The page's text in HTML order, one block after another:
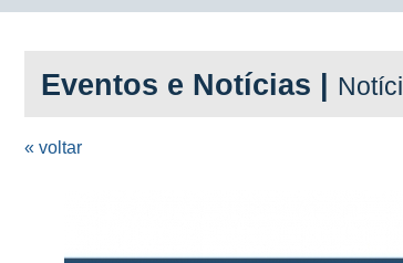
Eventos e Notícias |
« voltar